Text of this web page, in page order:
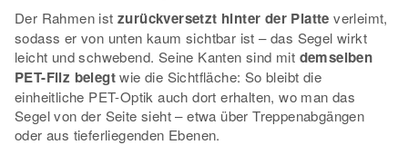
Der Rahmen ist zurückversetzt hinter der Platte verleimt,
sodass er von unten kaum sichtbar ist – das Segel wirkt
leicht und schwebend. Seine Kanten sind mit demselben
PET-Filz belegtwie die Sichtfläche: So bleibt die
einheitliche PET-Optik auch dort erhalten, wo man das
Segel von der Seite sieht – etwa über Treppenabgängen
oder aus tieferliegenden Ebenen.